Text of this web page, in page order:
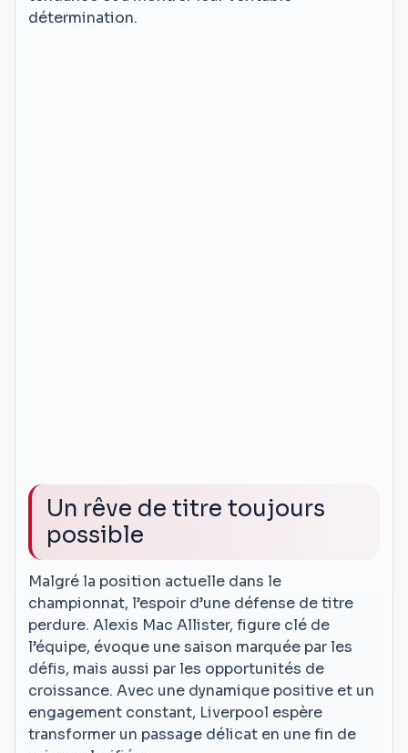
détermination.
Un rêve de titre toujours
possible
Malgré la position actuelle dans le
championnat, l’espoir d’une défense de titre
perdure. Alexis Mac Allister, figure clé de
l’équipe, évoque une saison marquée par les
défis, mais aussi par les opportunités de
croissance. Avec une dynamique positive et un
engagement constant, Liverpool espère
transformer un passage délicat en une fin de